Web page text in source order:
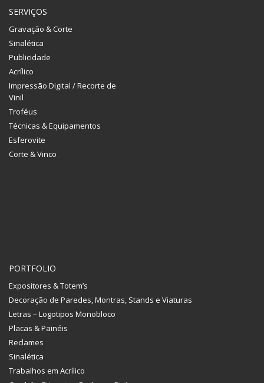
SERVIÇOS
Gravação & Corte
Sinalética
Publicidade
Acrílico
Impressão Digital / Recorte de
Vinil
Troféus
Técnicas & Equipamentos
Esferovite
Corte & Vinco
PORTFOLIO
Expositores & Totem’s
Decoração de Paredes, Montras, Stands e Viaturas
Letras – Logotipos Monobloco
Placas & Painéis
Reclames
Sinalética
Trabalhos em Acrílico